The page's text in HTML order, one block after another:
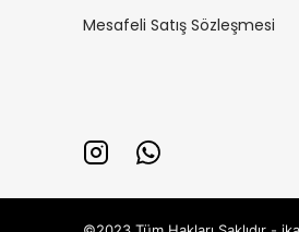
Mesafeli Satış Sözleşmesi